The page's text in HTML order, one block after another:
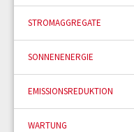
STROMAGGREGATE
SONNENENERGIE
EMISSIONSREDUKTION
WARTUNG